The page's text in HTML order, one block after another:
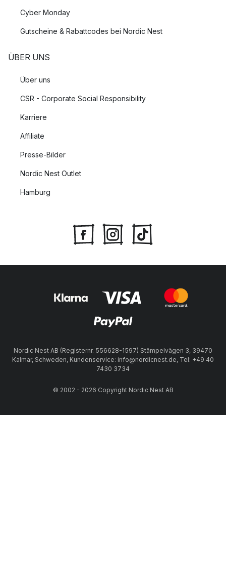
Cyber Monday
Gutscheine & Rabattcodes bei Nordic Nest
ÜBER UNS
Über uns
CSR - Corporate Social Responsibility
Karriere
Affiliate
Presse-Bilder
Nordic Nest Outlet
Hamburg
Nordic Nest AB (Registernr. 556628-1597) Stämpelvägen 3, 39470
Kalmar, Schweden, Kundenservice: info@nordicnest.de, Tel: +49 40
7430 3734
© 2002 - 2026 Copyright Nordic Nest AB